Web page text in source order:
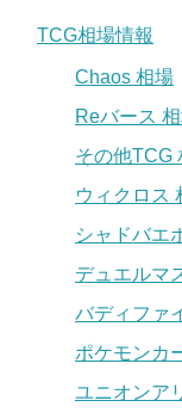
TCG相場情報
Chaos 相場
Reバース
その他TCG
ウィクロス
シャドバエ
デュエルマ
バディファ
ポケモンカ
ユニオンア